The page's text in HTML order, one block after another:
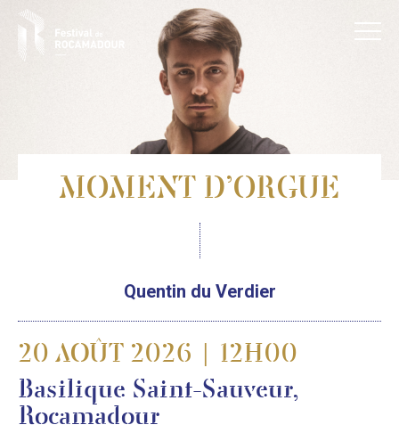
MOMENT D’ORGUE
Quentin du Verdier
20 AOÛT 2026 | 12H00
Basilique Saint-Sauveur,
Rocamadour